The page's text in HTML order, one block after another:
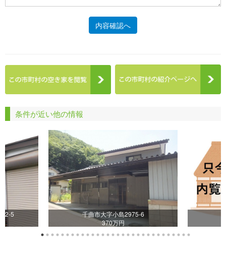
内容確認へ
条件が近い他の情報
5
千曲市大字小島2975-6
370万円